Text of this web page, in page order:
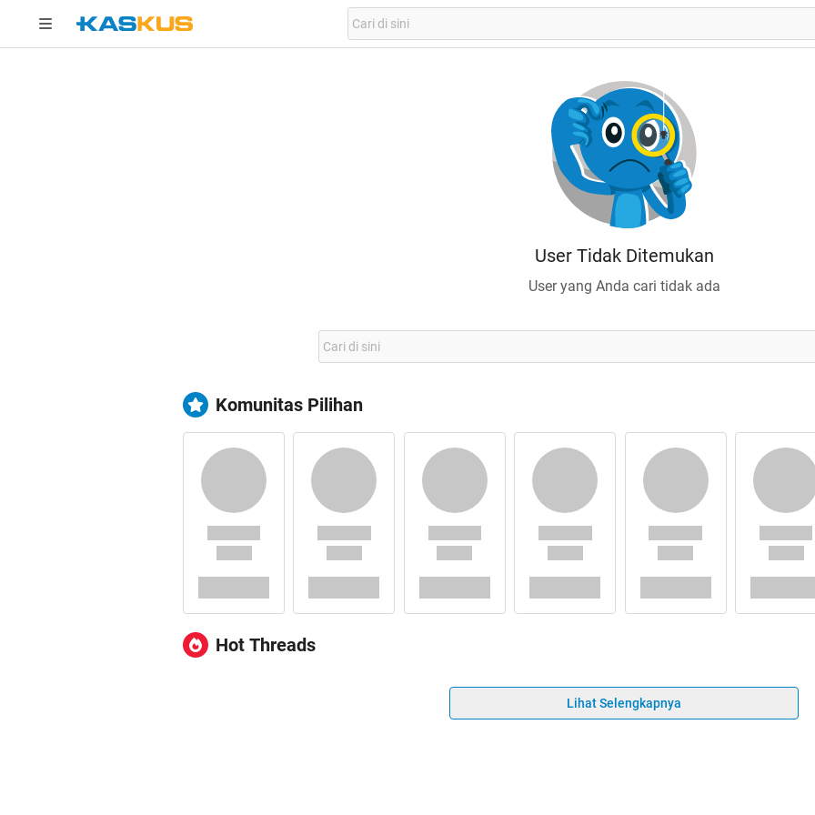
User Tidak Ditemukan
User yang Anda cari tidak ada
Komunitas Pilihan
Hot Threads
Lihat Selengkapnya